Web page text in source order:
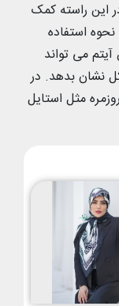
این راسته کمک
استفاده
می تواند
نشان بدهد. در
مثل استایل